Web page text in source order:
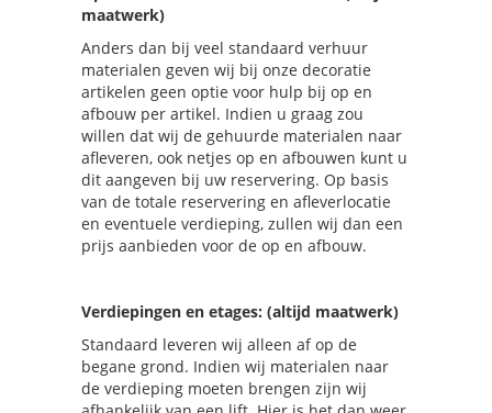
maatwerk)
Anders dan bij veel standaard verhuur
materialen geven wij bij onze decoratie
artikelen geen optie voor hulp bij op en
afbouw per artikel. Indien u graag zou
willen dat wij de gehuurde materialen naar
afleveren, ook netjes op en afbouwen kunt u
dit aangeven bij uw reservering. Op basis
van de totale reservering en afleverlocatie
en eventuele verdieping, zullen wij dan een
prijs aanbieden voor de op en afbouw.
Verdiepingen en etages: (altijd maatwerk)
Standaard leveren wij alleen af op de
begane grond. Indien wij materialen naar
de verdieping moeten brengen zijn wij